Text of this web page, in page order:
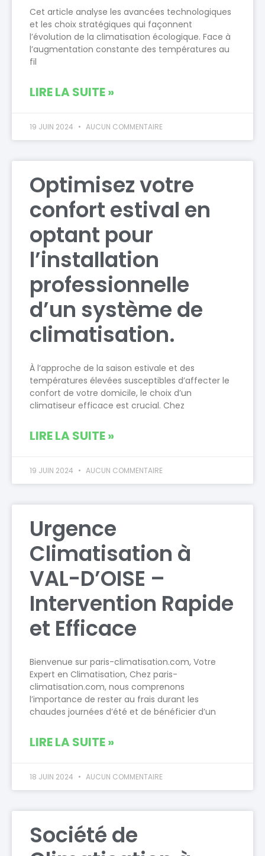
Cet article analyse les avancées technologiques
et les choix stratégiques qui façonnent
l’évolution de la climatisation écologique. Face à
l’augmentation constante des températures au
fil
LIRE LA SUITE »
19 JUIN 2024 AUCUN COMMENTAIRE
Optimisez votre
confort estival en
optant pour
l’installation
professionnelle
d’un système de
climatisation.
À l’approche de la saison estivale et des
températures élevées susceptibles d’affecter le
confort de votre domicile, le choix d’un
climatiseur efficace est crucial. Chez
LIRE LA SUITE »
19 JUIN 2024 AUCUN COMMENTAIRE
Urgence
Climatisation à
VAL-D’OISE –
Intervention Rapide
et Efficace
Bienvenue sur paris-climatisation.com, Votre
Expert en Climatisation, Chez paris-
climatisation.com, nous comprenons
l’importance de rester au frais durant les
chaudes journées d’été et de bénéficier d’un
LIRE LA SUITE »
18 JUIN 2024 AUCUN COMMENTAIRE
Société de